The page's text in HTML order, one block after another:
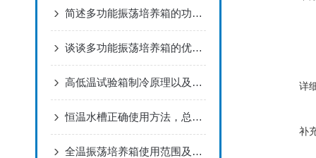
简述多功能振荡培养箱的功能以及分类
谈谈多功能振荡培养箱的优势和性能
高低温试验箱制冷原理以及使用环境
恒温水槽正确使用方法，总结了5点
全温振荡培养箱使用范围及8大主要特点
详
补